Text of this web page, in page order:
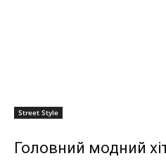
Street Style
Головний модний